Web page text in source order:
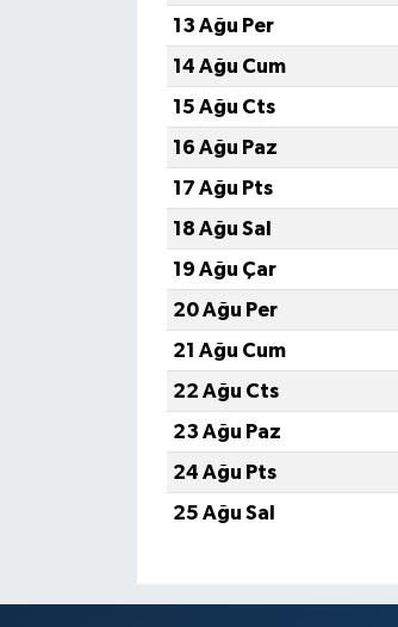
13 Ağu Per
14 Ağu Cum
15 Ağu Cts
16 Ağu Paz
17 Ağu Pts
18 Ağu Sal
19 Ağu Çar
20 Ağu Per
21 Ağu Cum
22 Ağu Cts
23 Ağu Paz
24 Ağu Pts
25 Ağu Sal